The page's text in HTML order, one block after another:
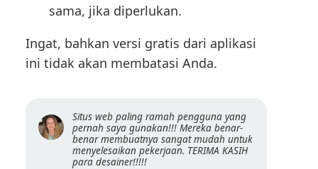
sama, jika diperlukan.
Ingat, bahkan versi gratis dari aplikasi
ini tidak akan membatasi Anda.
Situs web paling ramah pengguna yang
pernah saya gunakan!!! Mereka benar-
benar membuatnya sangat mudah untuk
menyelesaikan pekerjaan. TERIMA KASIH
para desainer!!!!!